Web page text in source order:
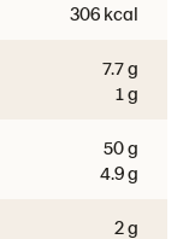
306 kcal
7.7 g
1 g
50 g
4.9 g
2 g